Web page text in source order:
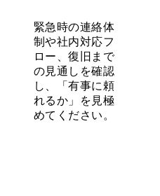
緊急時の連絡体
制や社内対応フ
ロー、復旧まで
の見通しを確認
し、「有事に頼
れるか」を見極
めてください。